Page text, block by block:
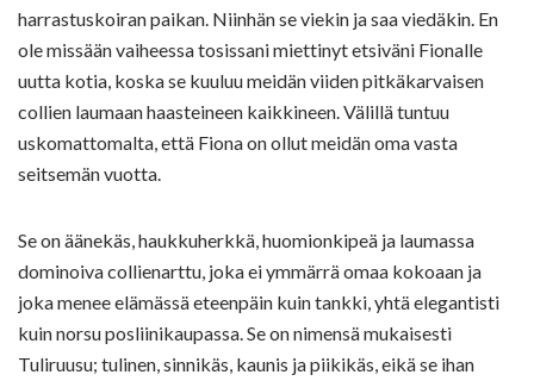
harrastuskoiran paikan. Niinhän se viekin ja saa viedäkin. En
ole missään vaiheessa tosissani miettinyt etsiväni Fionalle
uutta kotia, koska se kuuluu meidän viiden pitkäkarvaisen
collien laumaan haasteineen kaikkineen. Välillä tuntuu
uskomattomalta, että Fiona on ollut meidän oma vasta
seitsemän vuotta.
Se on äänekäs, haukkuherkkä, huomionkipeä ja laumassa
dominoiva collienarttu, joka ei ymmärrä omaa kokoaan ja
joka menee elämässä eteenpäin kuin tankki, yhtä elegantisti
kuin norsu posliinikaupassa. Se on nimensä mukaisesti
Tuliruusu; tulinen, sinnikäs, kaunis ja piikikäs, eikä se ihan